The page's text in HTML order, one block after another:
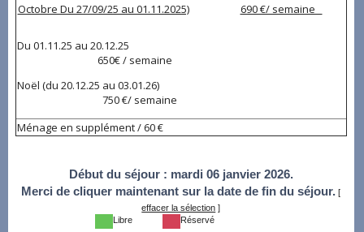
Octobre Du 27/09/25 au 01.11.2025)
690 €/ semaine
Du 01.11.25 au 20.12.25
650€ / semaine
Noël (du 20.12.25 au 03.01.26)
750 €/ semaine
Ménage en supplément / 60 €
Début du séjour : mardi 06 janvier 2026.
Merci de cliquer maintenant sur la date de fin du séjour. [
effacer la sélection ]
Libre
Réservé